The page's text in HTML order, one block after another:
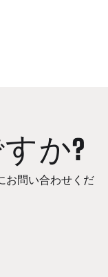
か?
お問い合わせくだ